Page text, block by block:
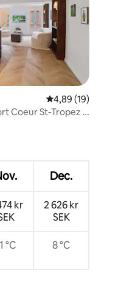
omdömen
4,89 av 5 i
4,89 (19)
Coeur St-Tropez -
Dec.
kr
2 626 kr
SEK
°C 8 °C